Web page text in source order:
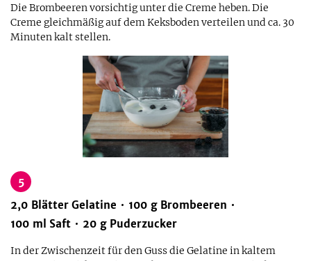
Die Brombeeren vorsichtig unter die Creme heben. Die
Creme gleichmäßig auf dem Keksboden verteilen und ca. 30
Minuten kalt stellen.
5
2,0 Blätter Gelatine 100 g Brombeeren
100 ml Saft 20 g Puderzucker
In der Zwischenzeit für den Guss die Gelatine in kaltem